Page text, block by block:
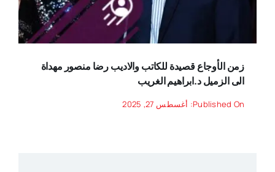
زمن الأوجاع قصيدة للكاتب والاديب رضا منصور مهداة
الى الزميل د.ابراهيم الغريب
Published On: أغسطس 27, 2025